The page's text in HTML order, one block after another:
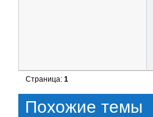
Страница:1
Похожие темы